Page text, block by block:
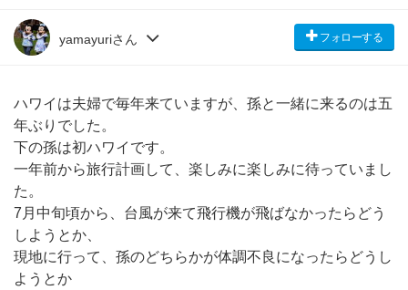
yamayuriさん フォローする
ハワイは夫婦で毎年来ていますが、孫と一緒に来るのは五
年ぶりでした。
下の孫は初ハワイです。
一年前から旅行計画して、楽しみに楽しみに待っていまし
た。
7月中旬頃から、台風が来て飛行機が飛ばなかったらどう
しようとか、
現地に行って、孫のどちらかが体調不良になったらどうし
ようとか